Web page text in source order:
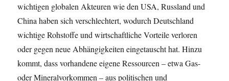
wichtigen globalen Akteuren wie den USA, Russland und
China haben sich verschlechtert, wodurch Deutschland
wichtige Rohstoffe und wirtschaftliche Vorteile verloren
oder gegen neue Abhängigkeiten eingetauscht hat. Hinzu
kommt, dass vorhandene eigene Ressourcen – etwa Gas-
oder Mineralvorkommen – aus politischen und